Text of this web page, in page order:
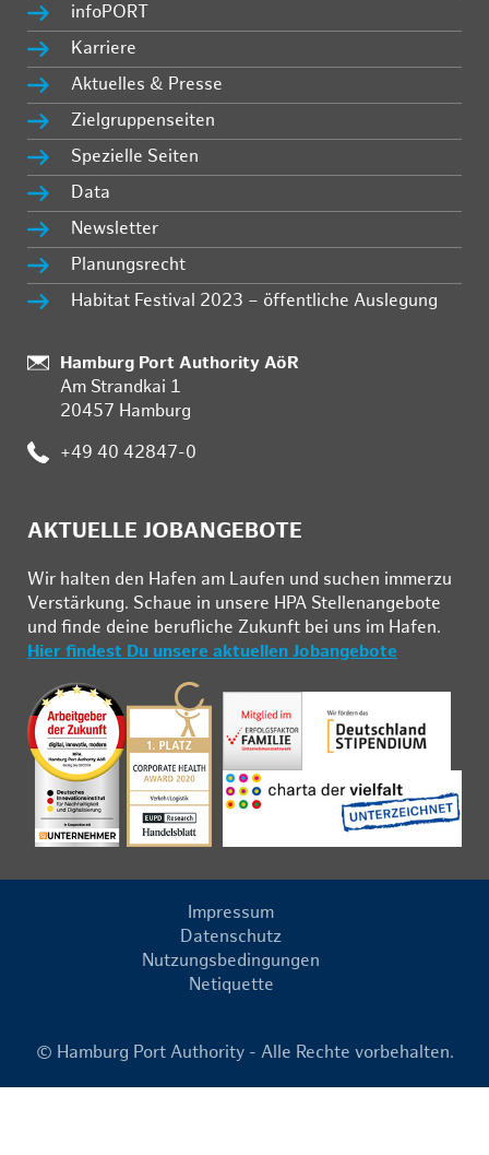
infoPORT
Karriere
Aktuelles & Presse
Zielgruppenseiten
Spezielle Seiten
Data
Newsletter
Planungsrecht
Habitat Festival 2023 – öffentliche Auslegung
:
Hamburg Port Authority AöR
Am Strandkai 1
20457 Hamburg
: +49 40 42847-0
AKTUELLE JOBANGEBOTE
Wir hal­ten den Ha­fen am Lau­fen und su­chen im­mer­zu
Ver­stär­kung. Schau­e in un­se­re HPA Stel­len­an­ge­bo­te
und fin­de deine be­ruf­li­che Zu­kunft bei uns im Ha­fen.
Hier findest Du unsere aktuellen Jobangebote
Impressum
Datenschutz
Nutzungsbedingungen
Netiquette
© Hamburg Port Authority - Alle Rechte vorbehalten.